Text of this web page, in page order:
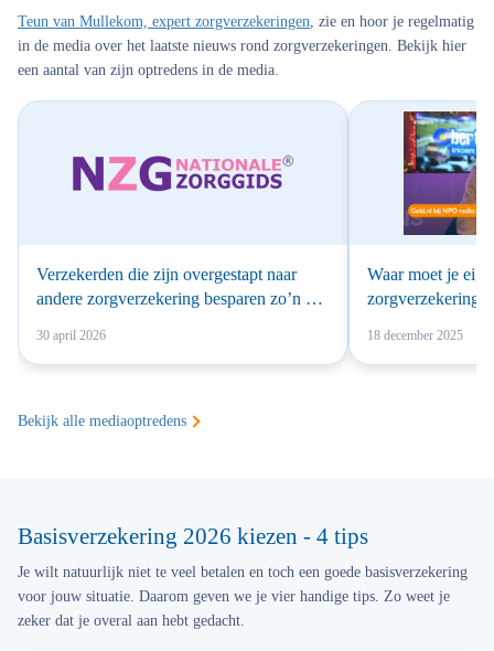
Teun van Mullekom, expert zorgverzekeringen, zie en hoor je regelmatig
in de media over het laatste nieuws rond zorgverzekeringen. Bekijk hier
een aantal van zijn optredens in de media.
Verzekerden die zijn overgestapt naar
andere zorgverzekering besparen zo’n 34
30 april 2026
Waar moet je
zorgverzekering?
18 december 2025
Bekijk alle mediaoptredens
Basisverzekering 2026 kiezen - 4 tips
Je wilt natuurlijk niet te veel betalen en toch een goede basisverzekering
voor jouw situatie. Daarom geven we je vier handige tips. Zo weet je
zeker dat je overal aan hebt gedacht.